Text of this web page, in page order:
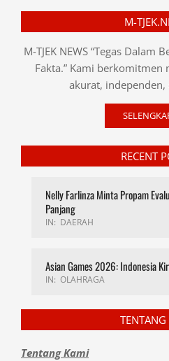
M-
M-TJEK NEWS “Tegas Dalam
Fakta.” Kami
akurat,
RECENT
Nelly Farlinza Minta Propam
Panjang
IN: DAERAH
Asian Games 2026: Indonesia
IN: OLAHRAGA
Tentang Kami